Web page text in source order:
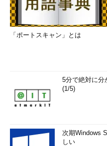
「ポートスキャン」とは
5分で絶対に分
(1/5)
次期Windows
しい